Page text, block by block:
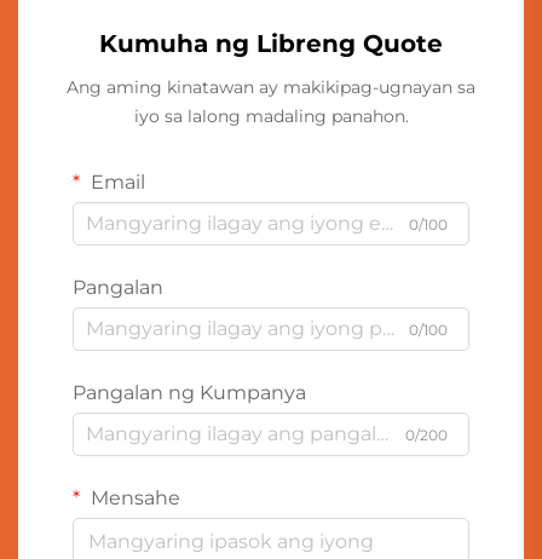
Kumuha ng Libreng Quote
Ang aming kinatawan ay makikipag-ugnayan sa
iyo sa lalong madaling panahon.
Email
0/100
Pangalan
0/100
Pangalan ng Kumpanya
0/200
Mensahe